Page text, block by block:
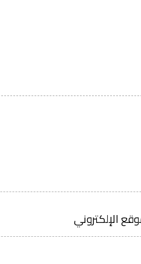
الإلكتروني